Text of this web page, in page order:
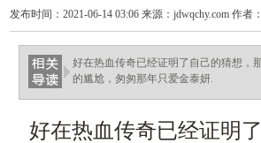
发布时间：2021-06-14 03:06 来源：jdwqchy.com 作者
好在热血传奇已经证明了自己的猜想，
的尴尬，匆匆那年只爱金泰妍.
好在热血传奇已经证明